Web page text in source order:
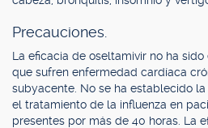
Precauciones.
La eficacia de oseltamivir no ha
que sufren enfermedad cardíaca
subyacente. No se ha establecido
el tratamiento de la influenza en
presentes por más de 40 horas. La